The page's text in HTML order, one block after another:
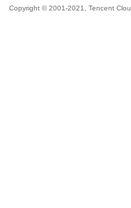
Copyright © 2001-2021, Tencent